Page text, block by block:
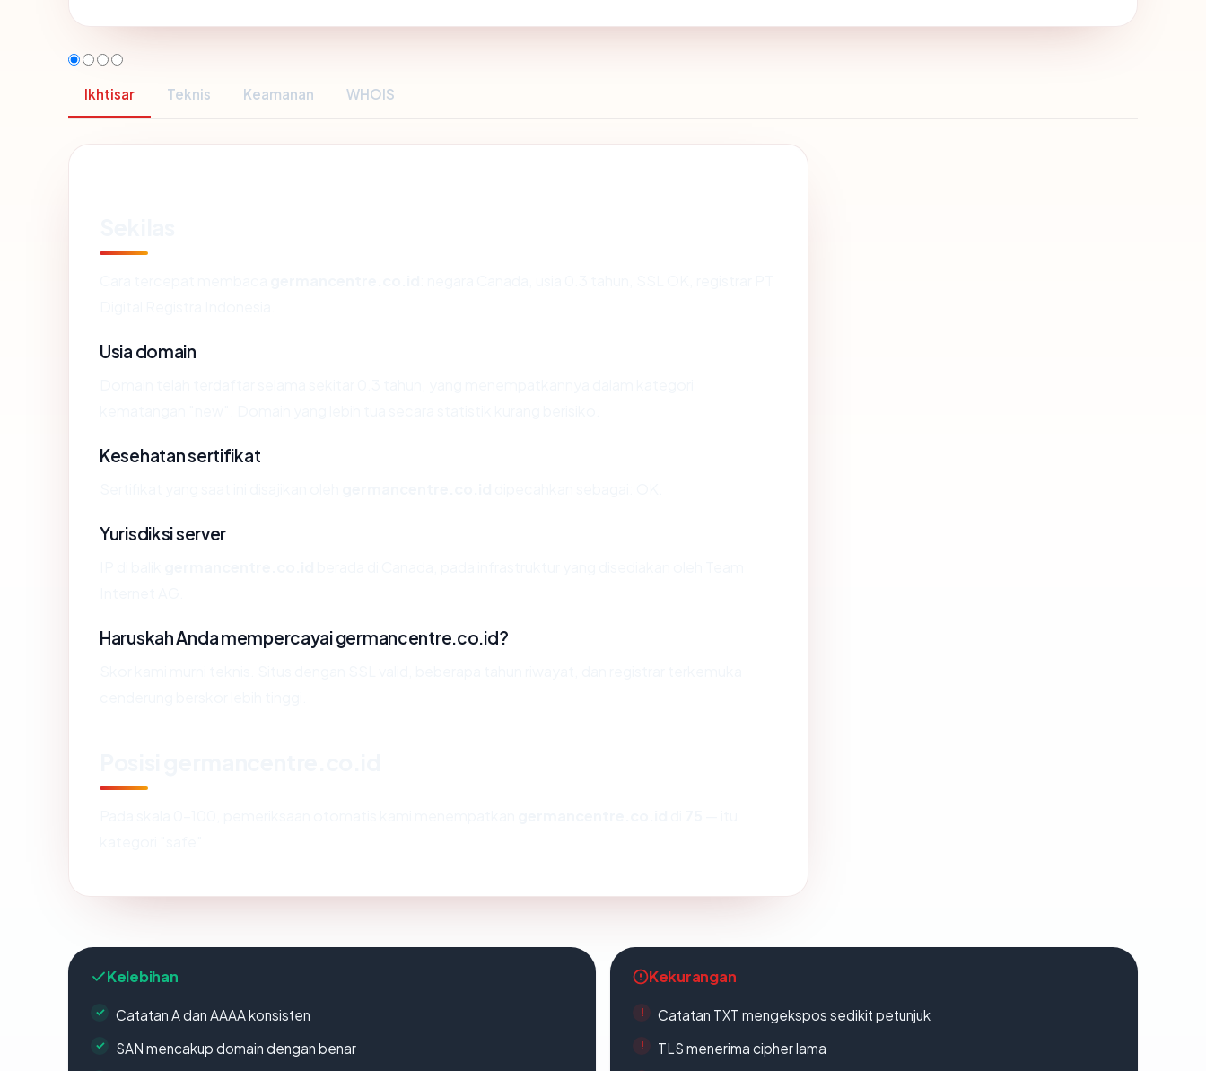
Ikhtisar Teknis Keamanan WHOIS
Usia domain
Kesehatan sertifikat
Yurisdiksi server
Haruskah Anda mempercayai germancentre.co.id?
Kelebihan
Catatan A dan AAAA konsisten
SAN mencakup domain dengan benar
Kekurangan
Catatan TXT mengekspos sedikit petunjuk
TLS menerima cipher lama